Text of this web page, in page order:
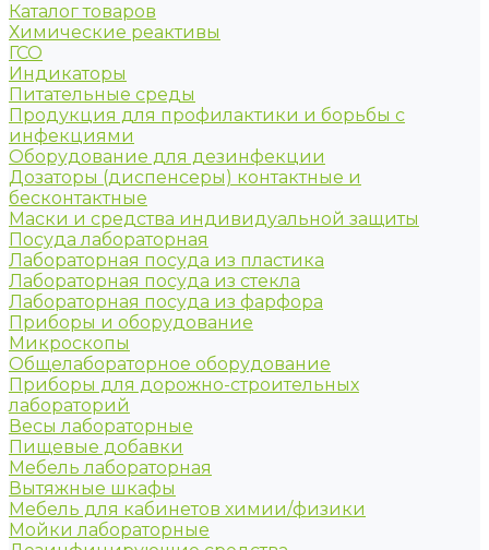
Каталог товаров
Химические реактивы
ГСО
Индикаторы
Питательные среды
Продукция для профилактики и борьбы с
инфекциями
Оборудование для дезинфекции
Дозаторы (диспенсеры) контактные и
бесконтактные
Маски и средства индивидуальной защиты
Посуда лабораторная
Лабораторная посуда из пластика
Лабораторная посуда из стекла
Лабораторная посуда из фарфора
Приборы и оборудование
Микроскопы
Общелабораторное оборудование
Приборы для дорожно-строительных
лабораторий
Весы лабораторные
Пищевые добавки
Мебель лабораторная
Вытяжные шкафы
Мебель для кабинетов химии/физики
Мойки лабораторные